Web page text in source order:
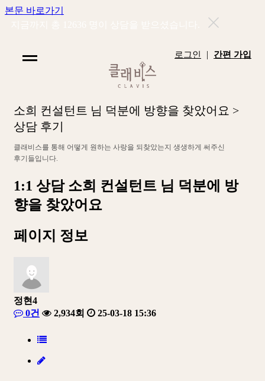
본문 바로가기
로그인 | 간편 가입
소희 컨설 턴 트 님 덕분에 방향을 찾았어 요 >
상담 후기
클래 비 스를 통해 어 떻게 원하는 사랑을 되 찾았는지 생생하게 써 주신
후기 들입 니 다.
1:1 상담 소희 컨설턴트 님 덕분에 방
향을 찾았어요
페이지 정보
정현4
0건
2,934회 25-03-18 15:36